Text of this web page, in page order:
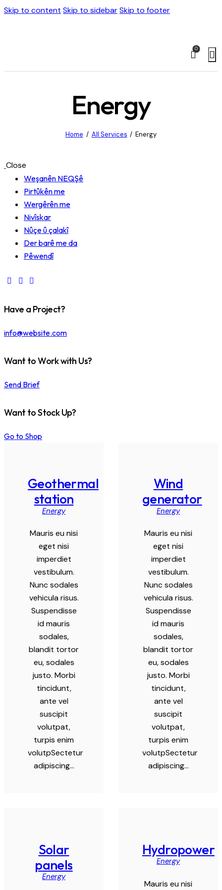
Skip to content Skip to sidebarSkip to footer
0
Energy
Home All Services Energy
Close
Weşanên NEQŞê
Pirtûkên me
Wergêrên me
Nivîskar
Nûçe û çalakî
Der barê me da
Pêwendî
Have a Project?
info@website.com
Want to Work with Us?
Send Brief
Want to Stock Up?
Go to Shop
Geothermal
station
Energy
Mauris eu nisi
eget nisi
imperdiet
vestibulum.
Nunc sodales
vehicula risus.
Suspendisse
id mauris
sodales,
blandit tortor
eu, sodales
justo. Morbi
tincidunt,
ante vel
suscipit
volutpat,
turpis enim
volutpSectetur
adipiscing…
Wind
generator
Energy
Mauris eu nisi
eget nisi
imperdiet
vestibulum.
Nunc sodales
vehicula risus.
Suspendisse
id mauris
sodales,
blandit tortor
eu, sodales
justo. Morbi
tincidunt,
ante vel
suscipit
volutpat,
turpis enim
volutpSectetur
adipiscing…
Solar
panels
Energy
Hydropower
Energy
Mauris eu nisi